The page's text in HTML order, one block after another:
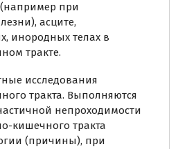
при
асците,
инородных телах в
тракте.
исследования
тракта. Выполняются
непроходимости
кишечного тракта
(причины), при